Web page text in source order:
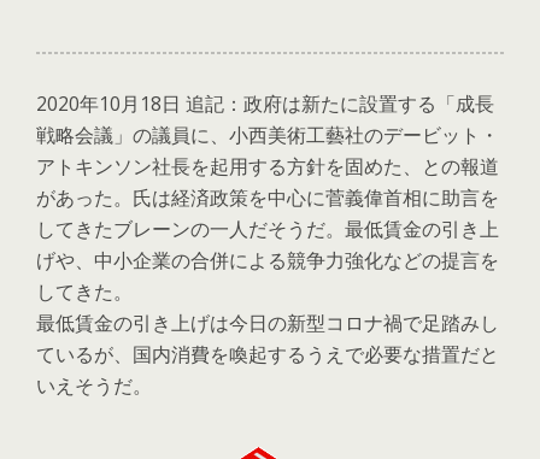
2020年10月18日 追記：政府は新たに設置する「成長
戦略会議」の議員に、小西美術工藝社のデービット・
アトキンソン社長を起用する方針を固めた、との報道
があった。氏は経済政策を中心に菅義偉首相に助言を
してきたブレーンの一人だそうだ。最低賃金の引き上
げや、中小企業の合併による競争力強化などの提言を
してきた。
最低賃金の引き上げは今日の新型コロナ禍で足踏みし
ているが、国内消費を喚起するうえで必要な措置だと
いえそうだ。